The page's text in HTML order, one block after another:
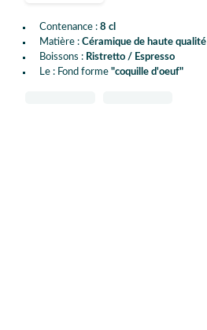
Contenance : 8 cl
Matière : Céramique de haute qualité
Boissons : Ristretto / Espresso
Le : Fond forme "coquille d'oeuf"